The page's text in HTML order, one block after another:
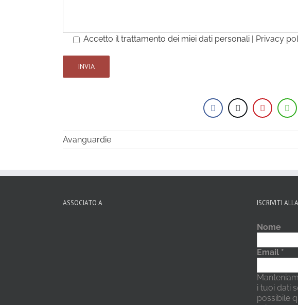
Accetto il trattamento dei miei dati personali | Privacy
Avanguardie
ASSOCIATO A ISCRIVITI
Nome
Email *
i tuoi dati
possibile